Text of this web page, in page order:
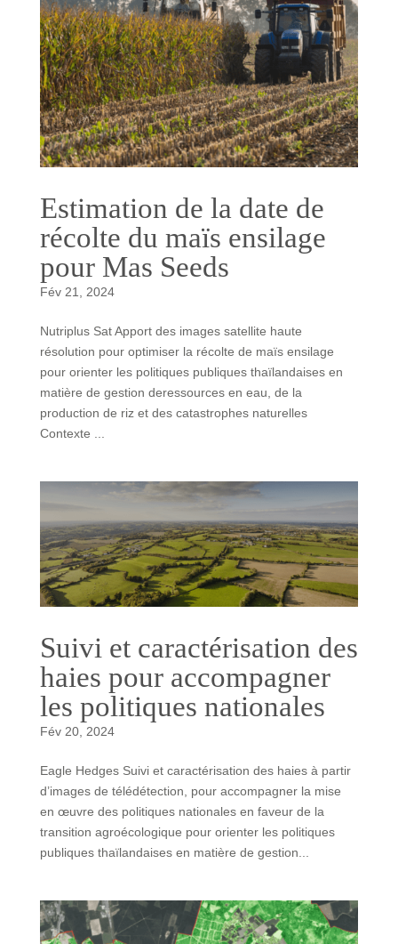
Estimation de la date de
récolte du maïs ensilage
pour Mas Seeds
Fév 21, 2024
Nutriplus Sat Apport des images satellite haute
résolution pour optimiser la récolte de maïs ensilage
pour orienter les politiques publiques thaïlandaises en
matière de gestion deressources en eau, de la
production de riz et des catastrophes naturelles
Contexte ...
Suivi et caractérisation des
haies pour accompagner
les politiques nationales
Fév 20, 2024
Eagle Hedges Suivi et caractérisation des haies à partir
d’images de télédétection, pour accompagner la mise
en œuvre des politiques nationales en faveur de la
transition agroécologique pour orienter les politiques
publiques thaïlandaises en matière de gestion...